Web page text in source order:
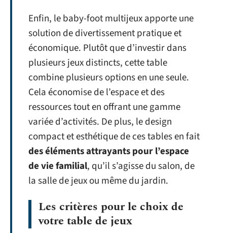
Enfin, le baby-foot multijeux apporte une
solution de divertissement pratique et
économique. Plutôt que d’investir dans
plusieurs jeux distincts, cette table
combine plusieurs options en une seule.
Cela économise de l’espace et des
ressources tout en offrant une gamme
variée d’activités. De plus, le design
compact et esthétique de ces tables en fait
des éléments attrayants pour l’espace
de vie familial, qu’il s’agisse du salon, de
la salle de jeux ou même du jardin.
Les critères pour le choix de
votre table de jeux